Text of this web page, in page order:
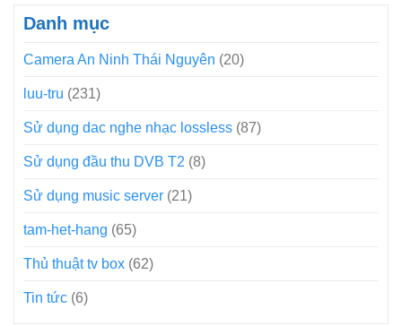
Danh mục
Camera An Ninh Thái Nguyên (20)
luu-tru (231)
Sử dụng dac nghe nhạc lossless (87)
Sử dụng đầu thu DVB T2 (8)
Sử dụng music server (21)
tam-het-hang (65)
Thủ thuật tv box (62)
Tin tức (6)